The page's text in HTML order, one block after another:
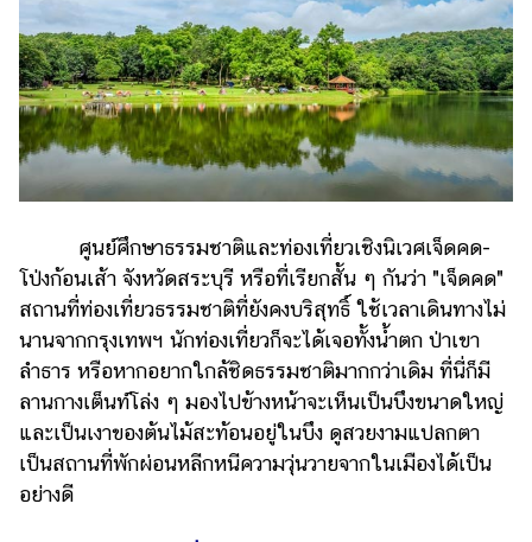
ศูนย์ศึกษาธรรมชาติและท่องเที่ยวเชิงนิเวศเจ็ดคด-
โป่งก้อนเส้า จังหวัดสระบุรี หรือที่เรียกสั้น ๆ กันว่า "เจ็ดคด"
สถานที่ท่องเที่ยวธรรมชาติที่ยังคงบริสุทธิ์ ใช้เวลาเดินทางไม่
นานจากกรุงเทพฯ นักท่องเที่ยวก็จะได้เจอทั้งน้ำตก ป่าเขา
ลำธาร หรือหากอยากใกล้ชิดธรรมชาติมากกว่าเดิม ที่นี่ก็มี
ลานกางเต็นท์โล่ง ๆ มองไปข้างหน้าจะเห็นเป็นบึงขนาดใหญ่
และเป็นเงาของต้นไม้สะท้อนอยู่ในบึง ดูสวยงามแปลกตา
เป็นสถานที่พักผ่อนหลีกหนีความวุ่นวายจากในเมืองได้เป็น
อย่างดี